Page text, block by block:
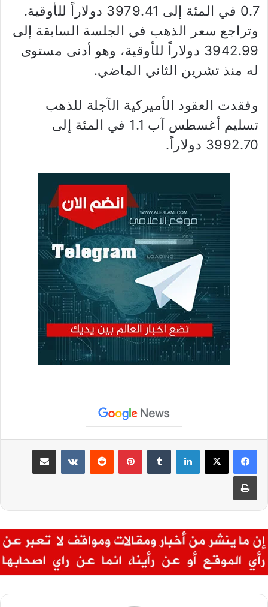
0.7 في المئة إلى 3979.41 دولاراً للأوقية.
وتراجع سعر الذهب في الجلسة السابقة إلى
3942.99 دولاراً للأوقية، وهو أدنى مستوى
له منذ ​تشرين الثاني الماضي.
وفقدت ‌العقود الأميركية الآجلة للذهب
تسليم أغسطس آب 1.1 في المئة إلى
3992.70 دولاراً.
لينكدإن بينتيريست مشاركة عبر البريد
طباعة